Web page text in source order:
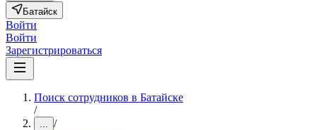
Батайск
Войти
Войти
Зарегистрироваться
Поиск сотрудников в Батайске
/
... /